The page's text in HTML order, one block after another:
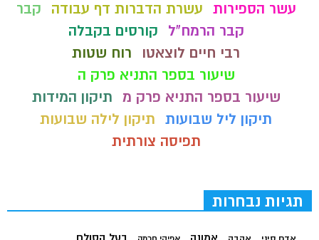
עשר הספירות עשרת הדברות דף עבודה
קבר
קבר הרמח"ל
קורסים בקבלה
רבי חיים לוצאטו
רוח שטות
שיעור בספר התניא פרק ה
שיעור בספר התניא פרק מ תיקון המידות
תיקון ליל שבועות תיקון לילה שבועות
תפיסה צורתית
תגיות נבחרות